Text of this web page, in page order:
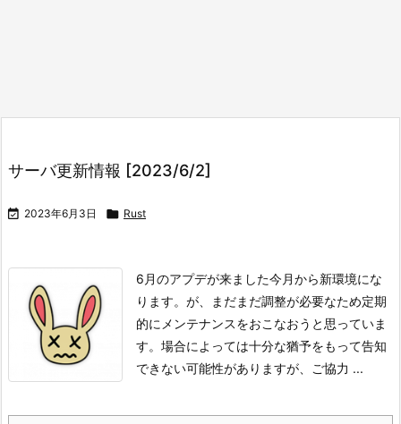
サーバ更新情報 [2023/6/2]
 2023年6月3日  Rust
6月のアプデが来ました今月から新環境にな
ります。 が、まだまだ調整が必要なため定期
的にメンテナンスをおこなおうと思っていま
す。 場合によっては十分な猶予をもって告知
できない可能性がありますが、
ご協力 ...